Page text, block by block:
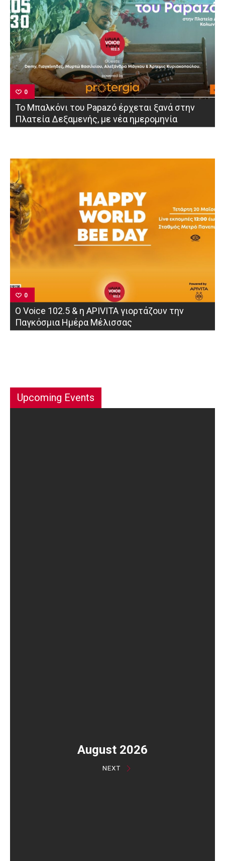
0
Το Μπαλκόνι του Papazó έρχεται ξανά στην
Πλατεία Δεξαμενής, με νέα ημερομηνία
0
Ο Voice 102.5 & η APIVITA γιορτάζουν την
Παγκόσμια Ημέρα Μέλισσας
Upcoming Events
August 2026
NEXT